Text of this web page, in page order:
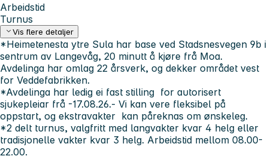
Arbeidstid
Turnus
Vis flere detaljer
*Heimetenesta ytre Sula har base ved Stadsnesvegen 9b i
sentrum av Langevåg, 20 minutt å kjøre frå Moa.
Avdelinga har omlag 22 årsverk, og dekker området vest
for Veddefabrikken.
*Avdelinga har ledig ei fast stilling for autorisert
sjukepleiar frå -17.08.26.- Vi kan vere fleksibel på
oppstart, og ekstravakter kan påreknas om ønskeleg.
*2 delt turnus, valgfritt med langvakter kvar 4 helg eller
tradisjonelle vakter kvar 3 helg. Arbeidstid mellom 08.00-
22.00.